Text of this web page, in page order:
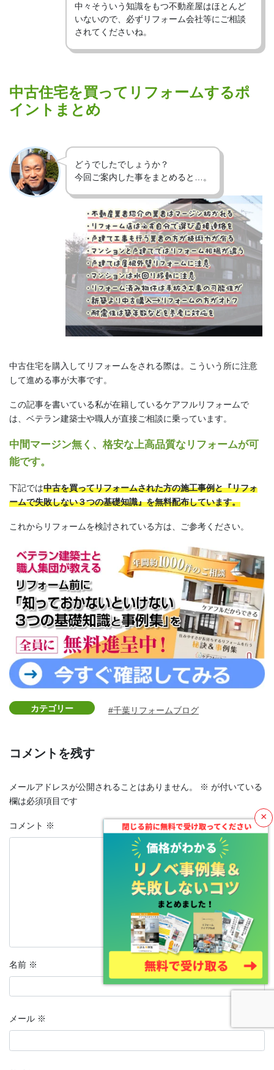
中々そういう知識をもつ不動産屋はほとんど
いないので、必ずリフォーム会社等にご相談
されてくださいね。
中古住宅を買ってリフォームするポ
イントまとめ
どうでしたでしょうか？
今回ご案内した事をまとめると…。
中古住宅を購入してリフォームをされる際は。こういう所に注意
して進める事が大事です。
この記事を書いている私が在籍しているケアフルリフォームで
は、ベテラン建築士や職人が直接ご相談に乗っています。
中間マージン無く、格安な上高品質なリフォームが可
能です。
下記では中古を買ってリフォームされた方の施工事例と『リフォ
ームで失敗しない３つの基礎知識』を無料配布しています。
これからリフォームを検討されている方は、ご参考ください。
カテゴリー 千葉リフォームブログ
コメントを残す
メールアドレスが公開されることはありません。 ※ が付いている
欄は必須項目です
コメント ※
名前 ※
メール ※
×